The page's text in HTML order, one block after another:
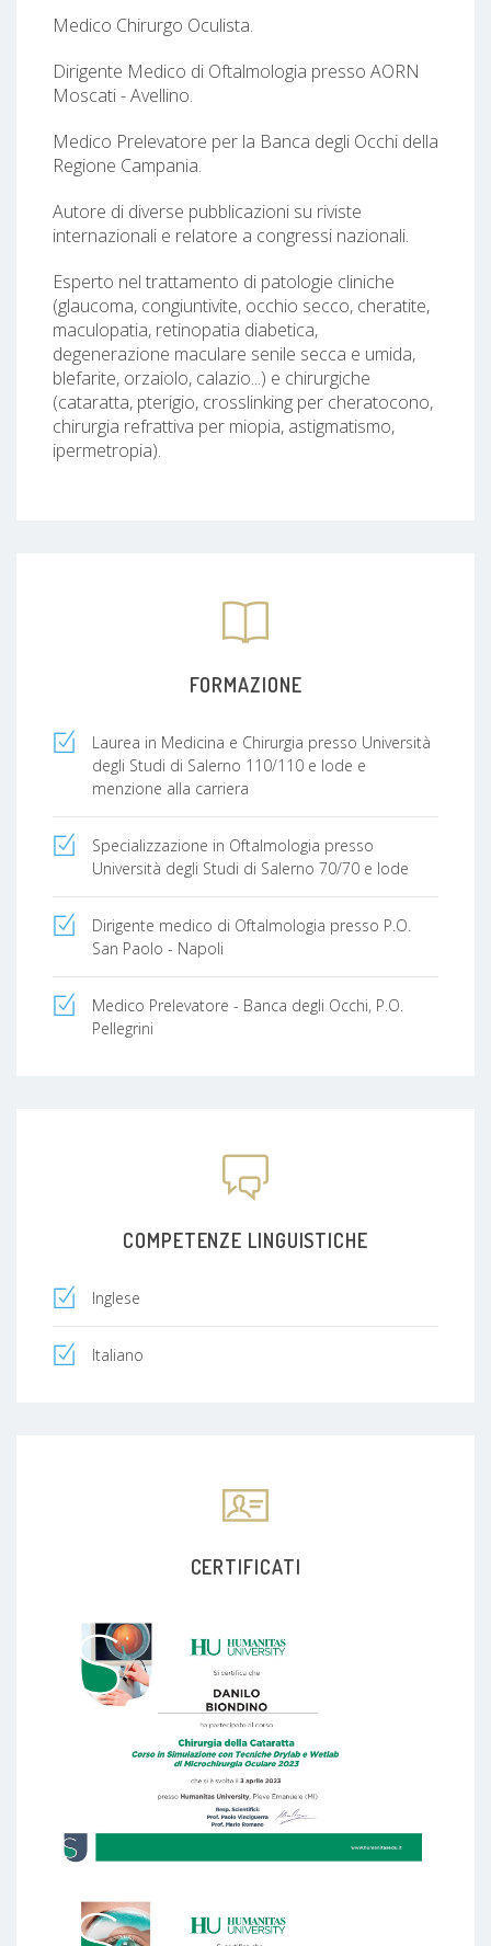
Medico Chirurgo Oculista.
Dirigente Medico di Oftalmologia presso AORN
Moscati - Avellino.
Medico Prelevatore per la Banca degli Occhi della
Regione Campania.
Autore di diverse pubblicazioni su riviste
internazionali e relatore a congressi nazionali.
Esperto nel trattamento di patologie cliniche
(glaucoma, congiuntivite, occhio secco, cheratite,
maculopatia, retinopatia diabetica,
degenerazione maculare senile secca e umida,
blefarite, orzaiolo, calazio...) e chirurgiche
(cataratta, pterigio, crosslinking per cheratocono,
chirurgia refrattiva per miopia, astigmatismo,
ipermetropia).
FORMAZIONE
Laurea in Medicina e Chirurgia presso Università
degli Studi di Salerno 110/110 e lode e
menzione alla carriera
Specializzazione in Oftalmologia presso
Università degli Studi di Salerno 70/70 e lode
Dirigente medico di Oftalmologia presso P.O.
San Paolo - Napoli
Medico Prelevatore - Banca degli Occhi, P.O.
Pellegrini
COMPETENZE LINGUISTICHE
Inglese
Italiano
CERTIFICATI